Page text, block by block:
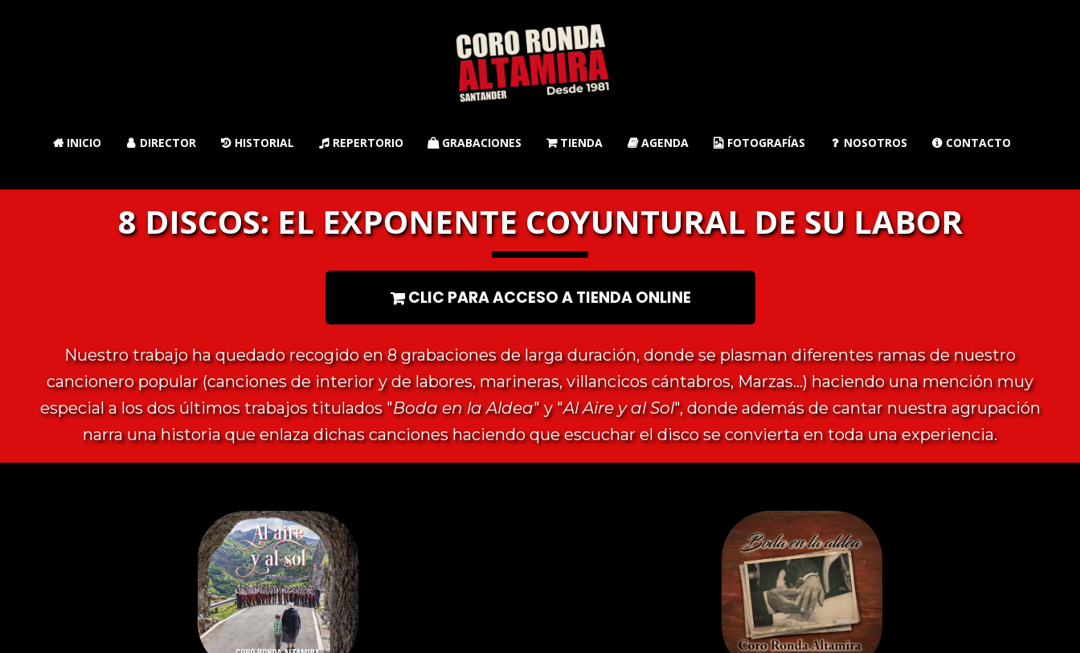
INICIO  DIRECTOR  HISTORIAL  REPERTORIO GRABACIONES TIENDA AGENDA  FOTOGRAFÍAS  NOSOTROS  CONTACTO
8 DISCOS: ELEXPONENTE COYUNTURAL DE SU LABOR
CLIC PARA ACCESO A TIENDA ONLINE
Nuestro trabajo ha quedado recogido en 8 grabaciones de larga duración, donde se plasman diferentes ramas de nuestro
cancionero popular (canciones de interior y de labores, marineras, villancicos cántabros, Marzas...) haciendo una mención muy
especial a los dos últimos trabajos titulados "Boda en la Aldea" y "Al Aire y al Sol", donde además de cantar nuestra agrupación
narra una historia que enlaza dichas canciones haciendo que escuchar el disco se convierta en toda una experiencia.